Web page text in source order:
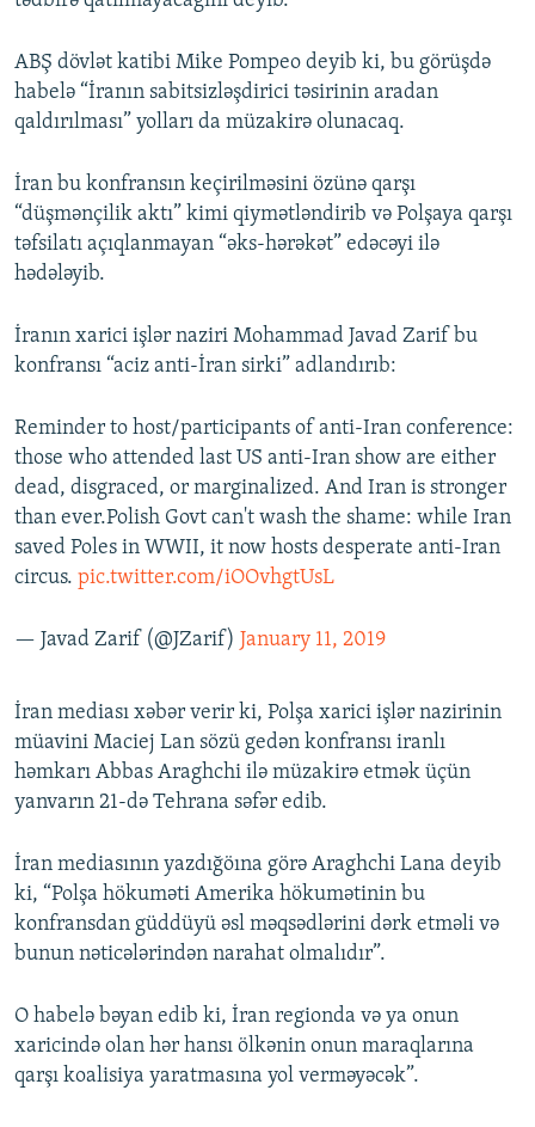
ABŞ dövlət katibi Mike Pompeo deyib ki, bu görüşdə
habelə “İranın sabitsizləşdirici təsirinin aradan
qaldırılması” yolları da müzakirə olunacaq.
İran bu konfransın keçirilməsini özünə qarşı
“düşmənçilik aktı” kimi qiymətləndirib və Polşaya qarşı
təfsilatı açıqlanmayan “əks-hərəkət” edəcəyi ilə
hədələyib.
İranın xarici işlər naziri Mohammad Javad Zarif bu
konfransı “aciz anti-İran sirki” adlandırıb:
Reminder to host/participants of anti-Iran conference:
those who attended last US anti-Iran show are either
dead, disgraced, or marginalized. And Iran is stronger
than ever.Polish Govt can't wash the shame: while Iran
saved Poles in WWII, it now hosts desperate anti-Iran
circus. pic.twitter.com/iOOvhgtUsL
— Javad Zarif (@JZarif) January 11, 2019
İran mediası xəbər verir ki, Polşa xarici işlər nazirinin
müavini Maciej Lan sözü gedən konfransı iranlı
həmkarı Abbas Araghchi ilə müzakirə etmək üçün
yanvarın 21-də Tehrana səfər edib.
İran mediasının yazdığöına görə Araghchi Lana deyib
ki, “Polşa hökuməti Amerika hökumətinin bu
konfransdan güddüyü əsl məqsədlərini dərk etməli və
bunun nəticələrindən narahat olmalıdır”.
O habelə bəyan edib ki, İran regionda və ya onun
xaricində olan hər hansı ölkənin onun maraqlarına
qarşı koalisiya yaratmasına yol verməyəcək”.